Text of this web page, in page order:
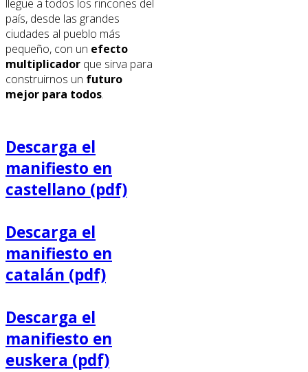
llegue a todos los rincones del
país, desde las grandes
ciudades al pueblo más
pequeño, con un efecto
multiplicador que sirva para
construirnos un futuro
mejor para todos.
Descarga el
manifiesto en
castellano (pdf)
Descarga el
manifiesto en
catalán (pdf)
Descarga el
manifiesto en
euskera (pdf)